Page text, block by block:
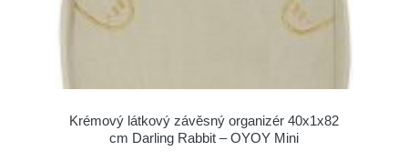
Krémový látkový závěsný organizér 40x1x82
cm Darling Rabbit – OYOY Mini